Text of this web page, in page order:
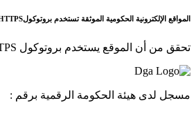
المواقع الإلكترونية الحكومية الموثقة تستخدم بروتوكول
تحقق من أن الموقع يستخدم بروتوكول HTTPS
مسجل لدى هيئة الحكومة الرقمية برقم :